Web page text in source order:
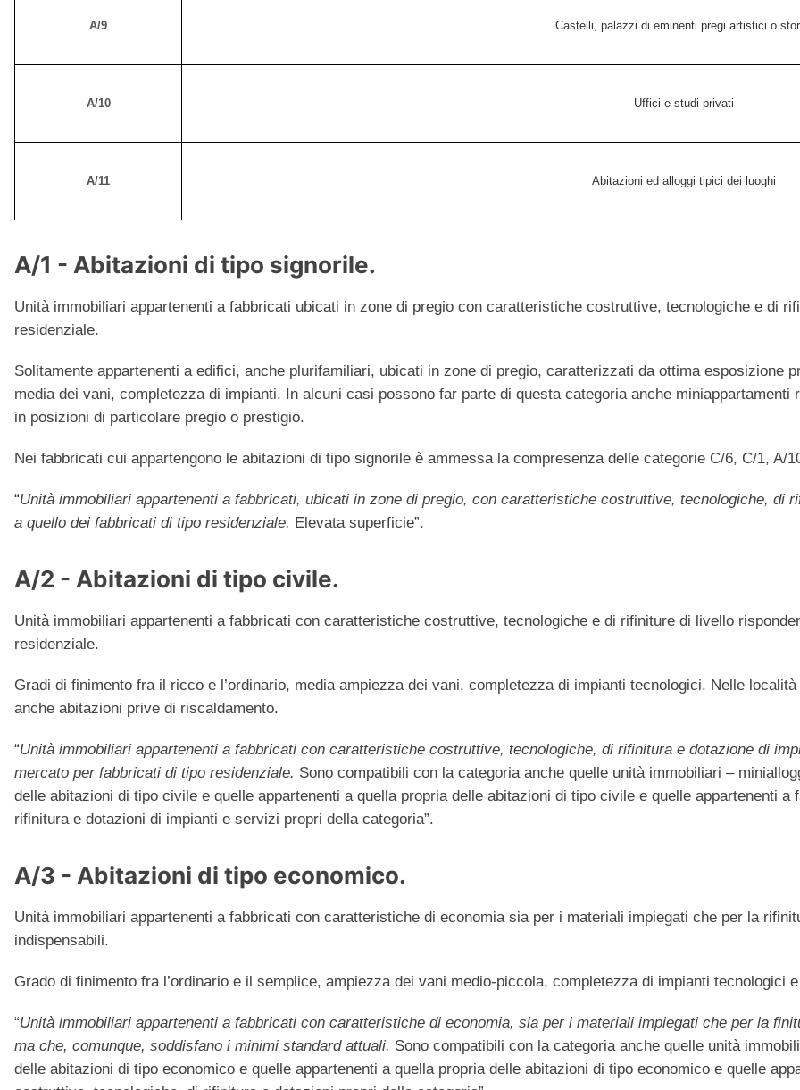
A/9 Castelli, palazzi di eminenti pregi artistici o
A/10 Uffici e studi privati
A/11 Abitazioni ed alloggi tipici dei luoghi
A/1 - Abitazioni di tipo signorile.
Unità immobiliari appartenenti a fabbricati ubicati in zone di pregio con caratteristiche costruttive, tecnologiche e di
residenziale.
Solitamente appartenenti a edifici, anche plurifamiliari, ubicati in zone di pregio, caratterizzati da ottima esposizione
media dei vani, completezza di impianti. In alcuni casi possono far parte di questa categoria anche
in posizioni di particolare pregio o prestigio.
Nei fabbricati cui appartengono le abitazioni di tipo signorile è ammessa la compresenza delle categorie C/6, C/1, A/
“Unità immobiliari appartenenti a fabbricati, ubicati in zone di pregio, con caratteristiche costruttive, tecnologiche, di
a quello dei fabbricati di tipo residenziale. Elevata superficie”.
A/2 - Abitazioni di tipo civile.
Unità immobiliari appartenenti a fabbricati con caratteristiche costruttive, tecnologiche e di rifiniture di livello
residenziale.
Gradi di finimento fra il ricco e l’ordinario, media ampiezza dei vani, completezza di impianti tecnologici. Nelle
anche abitazioni prive di riscaldamento.
“Unità immobiliari appartenenti a fabbricati con caratteristiche costruttive, tecnologiche, di rifinitura e dotazione di
mercato per fabbricati di tipo residenziale. Sono compatibili con la categoria anche quelle unità immobiliari –
delle abitazioni di tipo civile e quelle appartenenti a quella propria delle abitazioni di tipo civile e quelle appartenenti
rifinitura e dotazioni di impianti e servizi propri della categoria”.
A/3 - Abitazioni di tipo economico.
Unità immobiliari appartenenti a fabbricati con caratteristiche di economia sia per i materiali impiegati che per la
indispensabili.
Grado di finimento fra l’ordinario e il semplice, ampiezza dei vani medio-piccola, completezza di impianti tecnologici
“Unità immobiliari appartenenti a fabbricati con caratteristiche di economia, sia per i materiali impiegati che per la
ma che, comunque, soddisfano i minimi standard attuali. Sono compatibili con la categoria anche quelle unità
delle abitazioni di tipo economico e quelle appartenenti a quella propria delle abitazioni di tipo economico e quelle